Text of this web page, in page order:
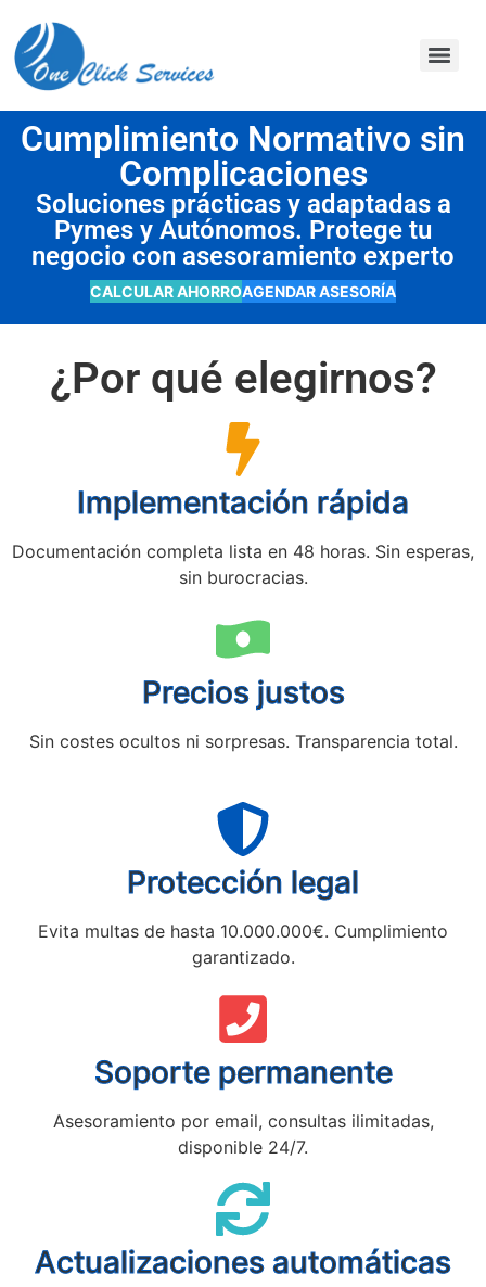
Cumplimiento Normativo sin
Complicaciones
Soluciones prácticas y adaptadas a
Pymes y Autónomos. Protege tu
negocio con asesoramiento experto
CALCULAR AHORROAGENDAR ASESORÍA
¿Por qué elegirnos?
Implementación rápida
Documentación completa lista en 48 horas. Sin esperas,
sin burocracias.
Precios justos
Sin costes ocultos ni sorpresas. Transparencia total.
Protección legal
Evita multas de hasta 10.000.000€. Cumplimiento
garantizado.
Soporte permanente
Asesoramiento por email, consultas ilimitadas,
disponible 24/7.
Actualizaciones automáticas